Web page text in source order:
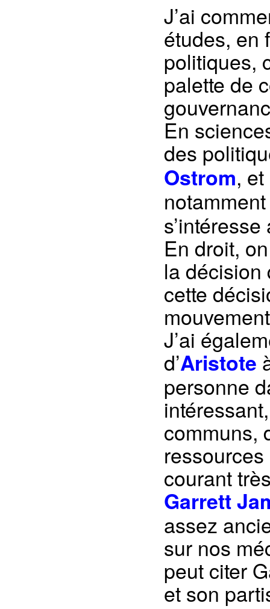
J’ai
études, en
politiques,
palette de
En
des
Ostrom,
En droit,
la décision
cette
J’ai
d’Aristote
personne
communs,
courant
Garrett
assez
sur nos
peut citer
et son